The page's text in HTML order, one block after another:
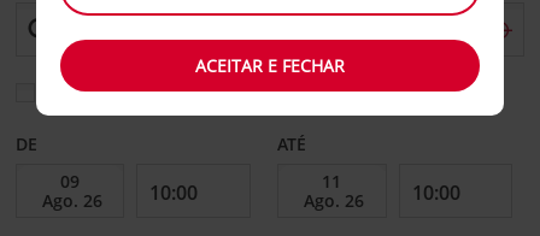
Escolher uma estação de devolução diferente
DE ATÉ
ACEITAR E FECHAR